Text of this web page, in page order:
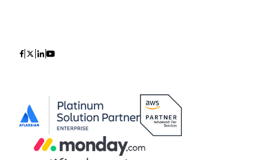
IconIconIconIcon